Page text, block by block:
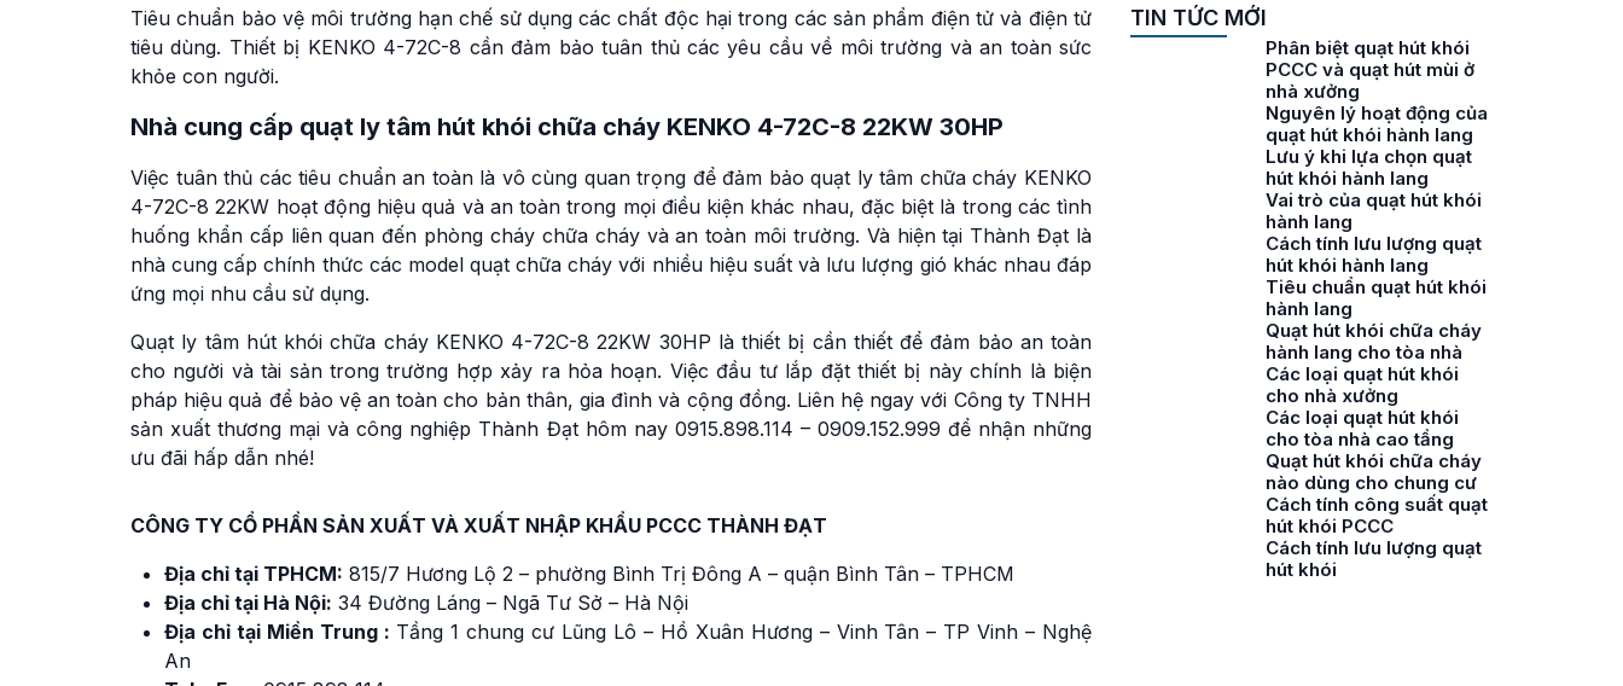
Tiêu chuẩn bảo vệ môi trường hạn chế sử dụng các chất độc hại trong các sản phẩm điện tử và điện tử
tiêu dùng. Thiết bị KENKO 4-72C-8 cần đảm bảo tuân thủ các yêu cầu về môi trường và an toàn sức
khỏe con người.
Nhà cung cấp quạt ly tâm hút khói chữa cháy KENKO 4-72C-8 22KW 30HP
Việc tuân thủ các tiêu chuẩn an toàn là vô cùng quan trọng để đảm bảo quạt ly tâm chữa cháy KENKO
4-72C-8 22KW hoạt động hiệu quả và an toàn trong mọi điều kiện khác nhau, đặc biệt là trong các tình
huống khẩn cấp liên quan đến phòng cháy chữa cháy và an toàn môi trường. Và hiện tại Thành Đạt là
nhà cung cấp chính thức các model quạt chữa cháy với nhiều hiệu suất và lưu lượng gió khác nhau đáp
ứng mọi nhu cầu sử dụng.
Quạt ly tâm hút khói chữa cháy KENKO 4-72C-8 22KW 30HP là thiết bị cần thiết để đảm bảo an toàn
cho người và tài sản trong trường hợp xảy ra hỏa hoạn. Việc đầu tư lắp đặt thiết bị này chính là biện
pháp hiệu quả để bảo vệ an toàn cho bản thân, gia đình và cộng đồng. Liên hệ ngay với Công ty TNHH
sản xuất thương mại và công nghiệp Thành Đạt hôm nay 0915.898.114 – 0909.152.999 để nhận những
ưu đãi hấp dẫn nhé!
CÔNG TY CỔ PHẦN SẢN XUẤT VÀ XUẤT NHẬP KHẨU PCCC THÀNH ĐẠT
Địa chỉ tại TPHCM: 815/7 Hương Lộ 2 – phường Bình Trị Đông A – quận Bình Tân – TPHCM
Địa chỉ tại Hà Nội: 34 Đường Láng – Ngã Tư Sở – Hà Nội
Địa chỉ tại Miền Trung : Tầng 1 chung cư Lũng Lô – Hồ Xuân Hương – Vinh Tân – TP Vinh – Nghệ
An
TIN TỨC MỚI
Phân biệt quạt hút khói
PCCC và quạt hút mùi ở
nhà xưởng
Nguyên lý hoạt động của
quạt hút khói hành lang
Lưu ý khi lựa chọn quạt
hút khói hành lang
Vai trò của quạt hút khói
hành lang
Cách tính lưu lượng quạt
hút khói hành lang
Tiêu chuẩn quạt hút khói
hành lang
Quạt hút khói chữa cháy
hành lang cho tòa nhà
Các loại quạt hút khói
cho nhà xưởng
Các loại quạt hút khói
cho tòa nhà cao tầng
Quạt hút khói chữa cháy
nào dùng cho chung cư
Cách tính công suất quạt
hút khói PCCC
Cách tính lưu lượng quạt
hút khói